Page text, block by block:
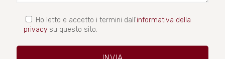
Ho letto e accetto i termini dall'informativa della
privacy su questo sito.